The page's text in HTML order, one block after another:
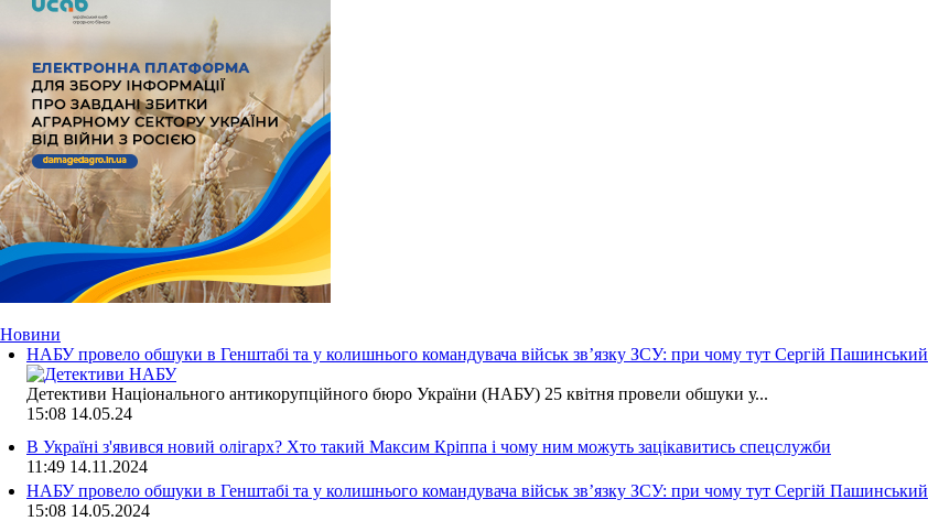
Новини
НАБУ провело обшуки в Генштабі та у колишнього командувача військ зв’язку ЗСУ: при чому тут Сергій Пашинський
Детективи Національного антикорупційного бюро України (НАБУ) 25 квітня провели обшуки у...
15:08 14.05.24
В Україні з'явився новий олігарх? Хто такий Максим Кріппа і чому ним можуть зацікавитись спецслужби
11:49 14.11.2024
НАБУ провело обшуки в Генштабі та у колишнього командувача військ зв’язку ЗСУ: при чому тут Сергій Пашинський
15:08 14.05.2024